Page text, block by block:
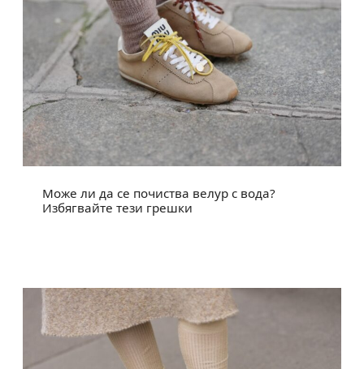
Може ли да се почиства велур с вода?
Избягвайте тези грешки